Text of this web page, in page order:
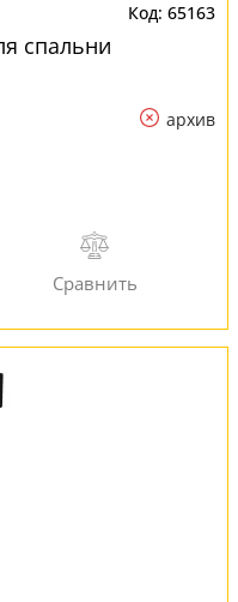
65163
спальни
архив